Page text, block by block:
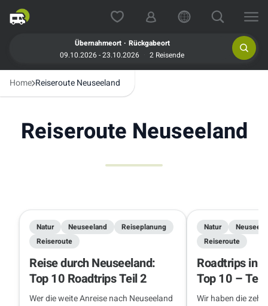
Übernahmeort . Rückgabeort
09.10.2026 - 23.10.2026
2 Reisende
Home Reiseroute Neuseeland
Reiseroute Neuseeland
Natur Neuseeland
Reiseplanung
Reiseroute
Reise durch Neuseeland:
Top 10 Roadtrips Teil 2
Wer die weite Anreise nach Neuseeland
Natur
Reiseroute
Roadtrips in
Top 10 – Teil
Wir haben die